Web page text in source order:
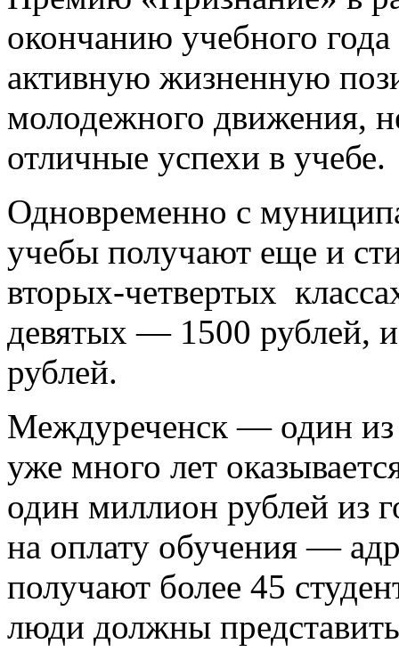
окончанию учебного
активную жизненную
молодежного движения,
отличные успехи в учебе.
Одновременно с
учебы получают еще и
вторых-четвертых
девятых — 1500 рублей,
рублей.
Междуреченск — один из
уже много лет
один миллион рублей из
на оплату обучения —
получают более 45
люди должны